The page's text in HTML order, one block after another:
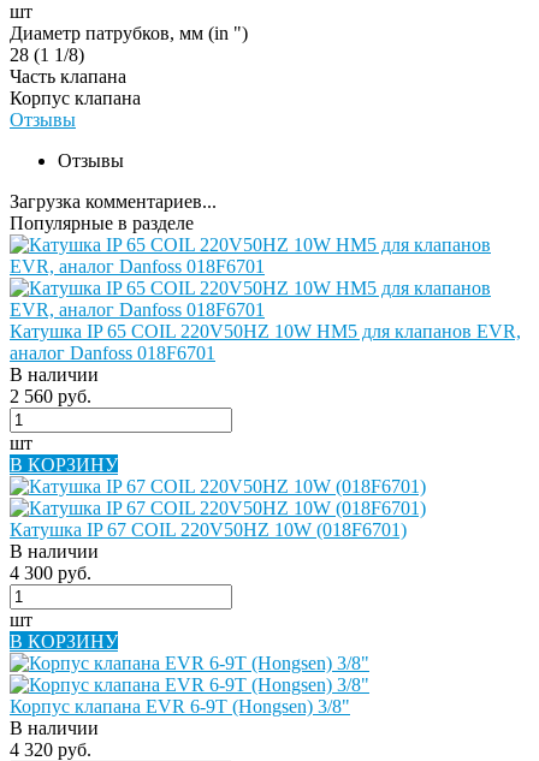
шт
Диаметр патрубков, мм (in ")
28 (1 1/8)
Часть клапана
Корпус клапана
Отзывы
Отзывы
Загрузка комментариев...
Популярные в разделе
Катушка IP 65 COIL 220V50HZ 10W HM5 для клапанов EVR,
аналог Danfoss 018F6701
В наличии
2 560 руб.
шт
В КОРЗИНУ
Катушка IP 67 COIL 220V50HZ 10W (018F6701)
В наличии
4 300 руб.
шт
В КОРЗИНУ
Корпус клапана EVR 6-9T (Hongsen) 3/8"
В наличии
4 320 руб.